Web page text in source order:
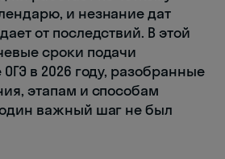
и незнание дат
от последствий. В этой
сроки подачи
в 2026 году, разобранные
этапам и способам
важный шаг не был